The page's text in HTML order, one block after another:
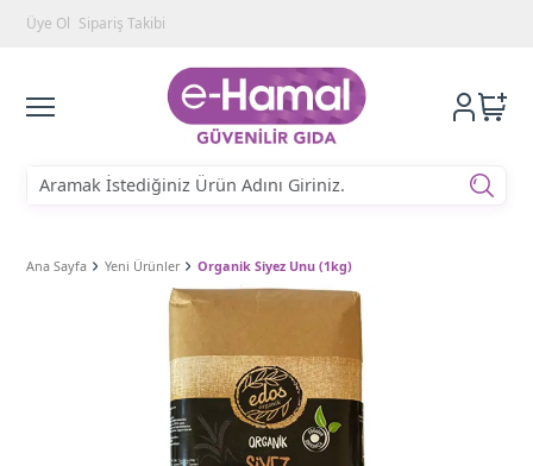
Üye Ol Sipariş Takibi
Ana Sayfa Yeni Ürünler Organik Siyez Unu (1kg)